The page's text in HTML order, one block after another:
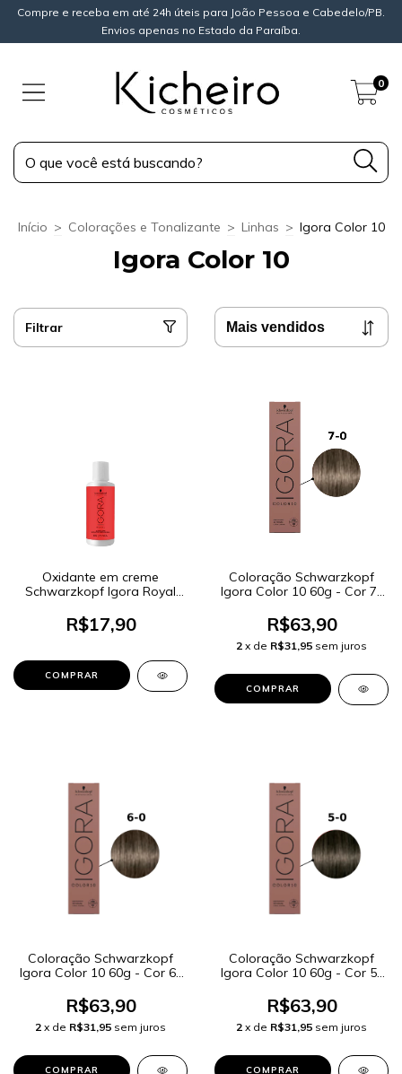
Compre e receba em até 24h úteis para João Pessoa e Cabedelo/PB.
Envios apenas no Estado da Paraíba.
0
Início > Colorações e Tonalizante > Linhas > Igora Color 10
Igora Color 10
Filtrar
Oxidante em creme
Schwarzkopf Igora Royal
R$17,90
Coloração Schwarzkopf
Igora Color 10 60g - Cor 7-
R$63,90
2 x de R$31,95 sem juros
Coloração Schwarzkopf
Igora Color 10 60g - Cor 6-
R$63,90
2 x de R$31,95 sem juros
Coloração Schwarzkopf
Igora Color 10 60g - Cor 5-
R$63,90
2 x de R$31,95 sem juros